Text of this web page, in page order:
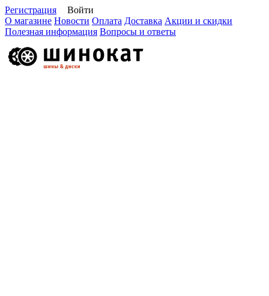
Регистрация
Войти
О магазине Новости Оплата Доставка Акции и скидки
Полезная информация Вопросы и ответы